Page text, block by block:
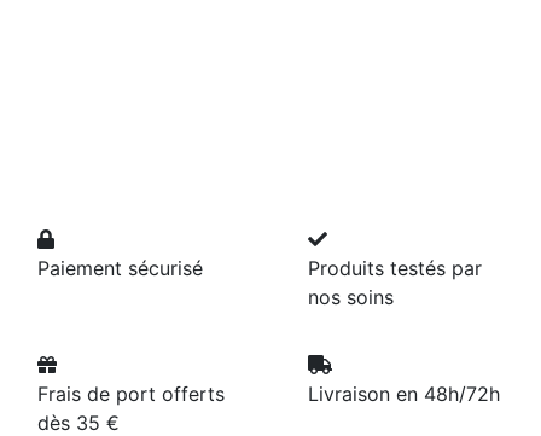
Paiement sécurisé
Produits testés par
nos soins
Frais de port offerts
dès 35 €
Livraison en 48h/72h